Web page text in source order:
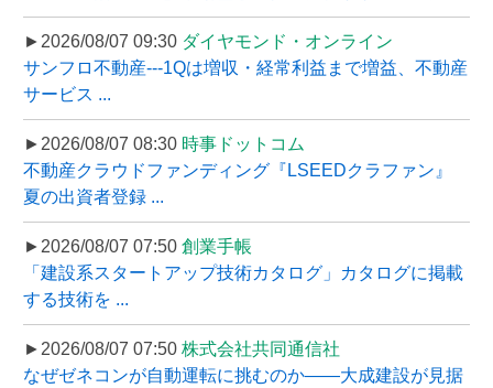
►2026/08/07 09:30 ダイヤモンド・オンライン
サンフロ不動産---1Qは増収・経常利益まで増益、不動産
サービス ...
►2026/08/07 08:30 時事ドットコム
不動産クラウドファンディング『LSEEDクラファン』
夏の出資者登録 ...
►2026/08/07 07:50 創業手帳
「建設系スタートアップ技術カタログ」カタログに掲載
する技術を ...
►2026/08/07 07:50 株式会社共同通信社
なぜゼネコンが自動運転に挑むのか――大成建設が見据